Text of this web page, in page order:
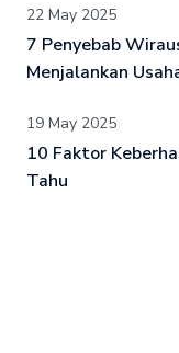
22 May 2025
7 Penyebab
Menjalankan
19 May 2025
10 Faktor
Tahu